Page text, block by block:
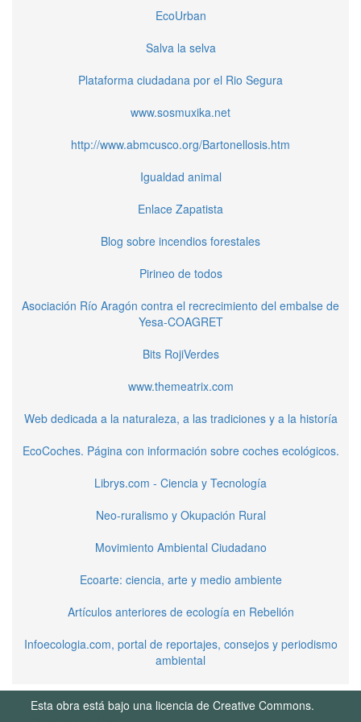
EcoUrban
Salva la selva
Plataforma ciudadana por el Rio Segura
www.sosmuxika.net
http://www.abmcusco.org/Bartonellosis.htm
Igualdad animal
Enlace Zapatista
Blog sobre incendios forestales
Pirineo de todos
Asociación Río Aragón contra el recrecimiento del embalse de
Yesa-COAGRET
Bits RojiVerdes
www.themeatrix.com
Web dedicada a la naturaleza, a las tradiciones y a la historía
EcoCoches. Página con información sobre coches ecológicos.
Librys.com - Ciencia y Tecnología
Neo-ruralismo y Okupación Rural
Movimiento Ambiental Ciudadano
Ecoarte: ciencia, arte y medio ambiente
Artículos anteriores de ecología en Rebelión
Infoecologia.com, portal de reportajes, consejos y periodismo
ambiental
Esta obra está bajo una licencia de Creative Commons.